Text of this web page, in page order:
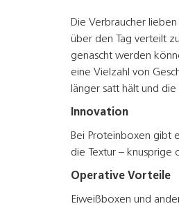
Die Verbraucher
über den Tag verteilt
genascht werden
eine Vielzahl von
länger satt hält und
Innovation
Bei Proteinboxen gibt
die Textur – knusprige
Operative Vorteile
Eiweißboxen und